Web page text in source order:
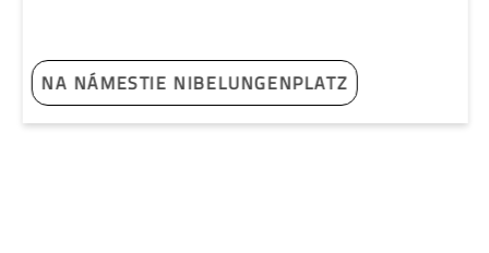
NA NÁMESTIE NIBELUNGENPLATZ